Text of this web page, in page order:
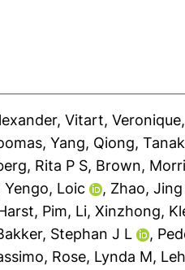
,Vitart, Veronique,
,Yang, Qiong,
Rita P S, Brown,
Yengo, Loic , Zhao, Jing
Pim, Li, Xinzhong,
Stephan J L ,
, Rose, Lynda M,